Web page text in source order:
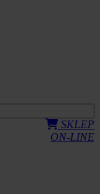
SKLEP
ON-LINE